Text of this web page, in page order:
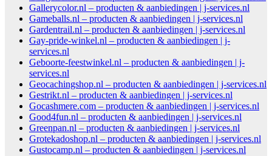
Gallerycolor.nl – producten & aanbiedingen | j-services.nl
Gameballs.nl – producten & aanbiedingen | j-services.nl
Gardentrail.nl – producten & aanbiedingen | j-services.nl
Gay-pride-winkel.nl – producten & aanbiedingen | j-
services.nl
Geboorte-feestwinkel.nl – producten & aanbiedingen | j-
services.nl
Geocachingshop.nl – producten & aanbiedingen | j-services.nl
Gestrikt.nl – producten & aanbiedingen | j-services.nl
Gocashmere.com – producten & aanbiedingen | j-services.nl
Good4fun.nl – producten & aanbiedingen | j-services.nl
Greenpan.nl – producten & aanbiedingen | j-services.nl
Grotekadoshop.nl – producten & aanbiedingen | j-services.nl
Gustocamp.nl – producten & aanbiedingen | j-services.nl